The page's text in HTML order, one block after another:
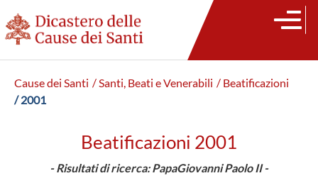
Cause dei Santi / Santi, Beati e Venerabili / Beatificazioni
/ 2001
Beatificazioni 2001
- Risultati di ricerca: PapaGiovanni Paolo II -